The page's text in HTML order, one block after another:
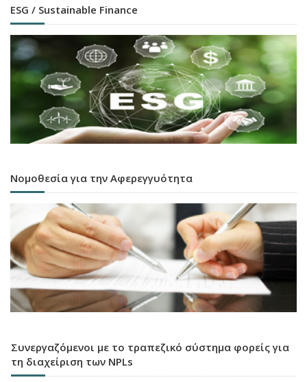
ESG / Sustainable Finance
Νομοθεσία για την Αφερεγγυότητα
Συνεργαζόμενοι με το τραπεζικό σύστημα φορείς για
τη διαχείριση των NPLs